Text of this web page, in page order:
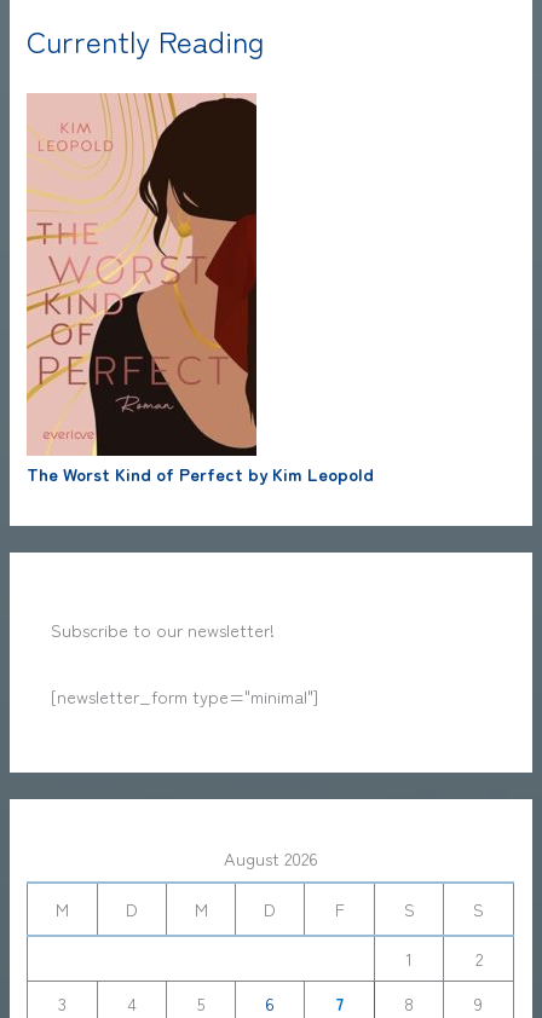
Currently Reading
The Worst Kind of Perfect by Kim Leopold
Subscribe to our newsletter!
[newsletter_form type="minimal"]
August 2026
M
D M D F S
S
1
2
3
4 5 6 7 8
9